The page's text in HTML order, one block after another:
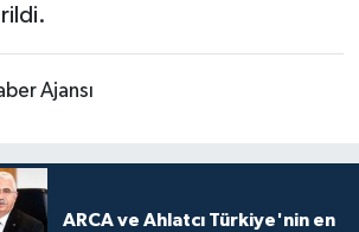
Ajansı
ARCA ve Ahlatcı Türkiye'nin en